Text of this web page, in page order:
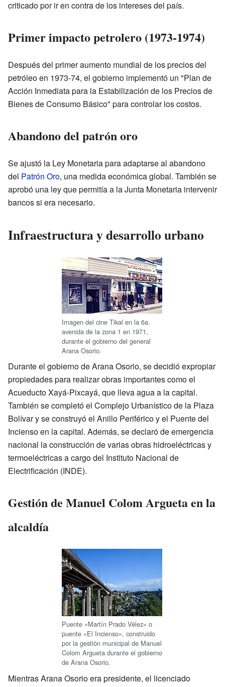
criticado por ir en contra de los intereses del país.
Primer impacto petrolero (1973-1974)
Después del primer aumento mundial de los precios del
petróleo en 1973-74, el gobierno implementó un "Plan de
Acción Inmediata para la Estabilización de los Precios de
Bienes de Consumo Básico" para controlar los costos.
Abandono del patrón oro
Se ajustó la Ley Monetaria para adaptarse al abandono
del Patrón Oro, una medida económica global. También se
aprobó una ley que permitía a la Junta Monetaria intervenir
bancos si era necesario.
Infraestructura y desarrollo urbano
Imagen del cine Tikal en la 6a.
avenida de la zona 1 en 1971,
durante el gobierno del general
Arana Osorio.
Durante el gobierno de Arana Osorio, se decidió expropiar
propiedades para realizar obras importantes como el
Acueducto Xayá-Pixcayá, que lleva agua a la capital.
También se completó el Complejo Urbanístico de la Plaza
Bolívar y se construyó el Anillo Periférico y el Puente del
Incienso en la capital. Además, se declaró de emergencia
nacional la construcción de varias obras hidroeléctricas y
termoeléctricas a cargo del Instituto Nacional de
Electrificación (INDE).
Gestión de Manuel Colom Argueta en la
alcaldía
Puente «Martín Prado Vélez» o
puente «El Incienso», construido
por la gestión municipal de Manuel
Colom Argueta durante el gobierno
de Arana Osorio.
Mientras Arana Osorio era presidente, el licenciado